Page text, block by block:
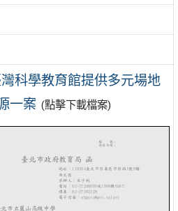
科學教育館提供多元場地
一案 (點擊下載檔案)